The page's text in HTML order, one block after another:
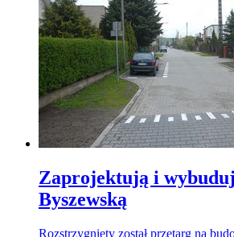
Zaprojektują i
Byszewską
Rozstrzygnięty został przetarg na